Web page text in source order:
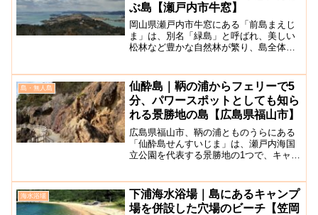
ぶ島【瀬戸内市牛窓】
岡山県瀬戸内市牛窓にある「前島まえじ
ま」は、別名「緑島」と呼ばれ、美しい
松林など豊かな自然林が繁り、島全体が
やレンタサイクルで島内を巡ったり、牛
窓シーカヤックツアーやア...
島・無人島
仙酔島｜鞆の浦からフェリーで5
分、パワースポットとしても知ら
れる景勝地の島【広島県福山市】
広島県福山市、鞆の浦とものうらにある
「仙酔島せんすいじま」は、瀬戸内海国
立公園を代表する景勝地の1つで、キャン
に渡るには、鞆の浦の渡船場より小型フ
ェリーに乗船する必要...
海水浴場
下浦海水浴場｜島にあるキャンプ
場を併設した穴場のビーチ【笠岡